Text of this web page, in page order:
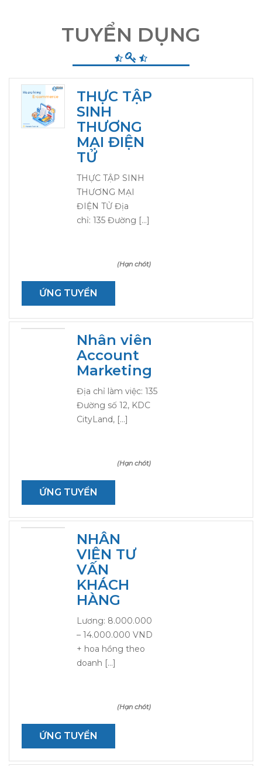
TUYỂN DỤNG
THỰC TẬP
SINH
THƯƠNG
MẠI ĐIỆN
TỬ
THỰC TẬP SINH
THƯƠNG MẠI
ĐIỆN TỬ Địa
chỉ: 135 Đường […]
(Hạn chót)
ỨNG TUYỂN
Nhân viên
Account
Marketing
Địa chỉ làm việc: 135
Đường số 12, KDC
CityLand, […]
(Hạn chót)
ỨNG TUYỂN
NHÂN
VIÊN TƯ
VẤN
KHÁCH
HÀNG
Lương: 8.000.000
– 14.000.000 VND
+ hoa hồng theo
doanh […]
(Hạn chót)
ỨNG TUYỂN